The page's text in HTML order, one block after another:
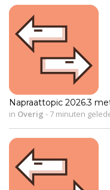
Napraattopic 2026.3
in Overig - 7 minuten